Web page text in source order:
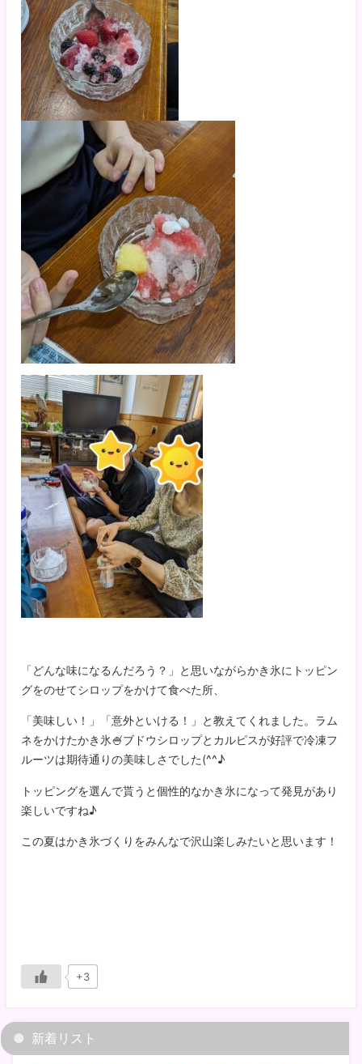
「どんな味になるんだろう？」と思いながらかき氷にトッピン
グをのせてシロップをかけて食べた所、
「美味しい！」「意外といける！」と教えてくれました。ラム
ネをかけたかき氷🍧ブドウシロップとカルピスが好評で冷凍フ
ルーツは期待通りの美味しさでした(^^♪
トッピングを選んで貰うと個性的なかき氷になって発見があり
楽しいですね♪
この夏はかき氷づくりをみんなで沢山楽しみたいと思います！
+3
新着リスト